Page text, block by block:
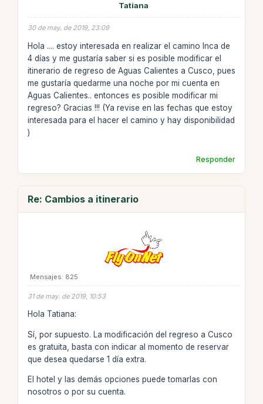
Tatiana
30 de may. de 2019, 23:09
Hola .... estoy interesada en realizar el camino Inca de
4 días y me gustaría saber si es posible modificar el
itinerario de regreso de Aguas Calientes a Cusco, pues
me gustaría quedarme una noche por mi cuenta en
Aguas Calientes.. entonces es posible modificar mi
regreso? Gracias !!! (Ya revise en las fechas que estoy
interesada para el hacer el camino y hay disponibilidad
)
Responder
Re: Cambios a itinerario
Mensajes: 825
31 de may. de 2019, 10:53
Hola Tatiana:
Sí, por supuesto. La modificación del regreso a Cusco
es gratuita, basta con indicar al momento de reservar
que desea quedarse 1 día extra.
El hotel y las demás opciones puede tomarlas con
nosotros o por su cuenta.